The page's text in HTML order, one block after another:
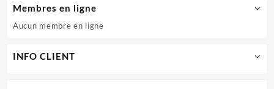
Membres en ligne
Aucun membre en ligne
INFO CLIENT